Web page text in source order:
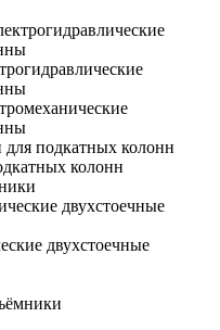
подкатных колонн
колонн
двухстоечные
двухстоечные